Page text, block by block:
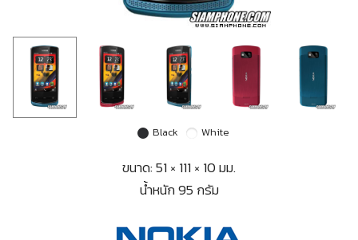
Black White
ขนาด: 51 × 111 × 10 มม.
น้ำหนัก 95 กรัม